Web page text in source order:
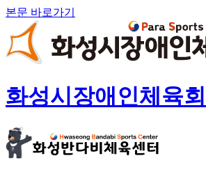
본문 바로가기
화성시장애인체육회